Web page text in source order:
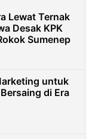
Lewat Ternak
Desak KPK
Sumenep
untuk
di Era